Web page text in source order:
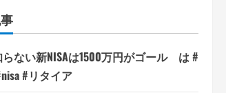
ない新NISAは1500万円がゴール は #
#リタイア